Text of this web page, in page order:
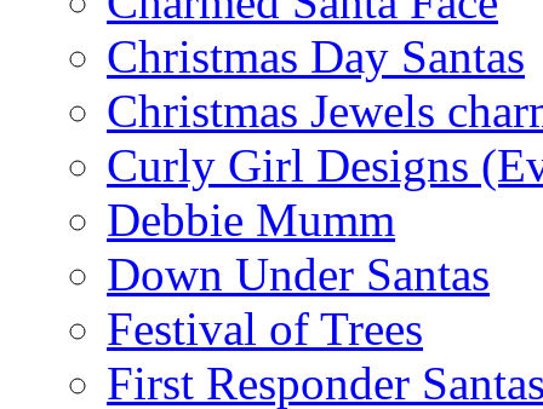
Christmas Day Santas
Christmas Jewels
Curly Girl Designs
Debbie Mumm
Down Under Santas
Festival of Trees
First Responder